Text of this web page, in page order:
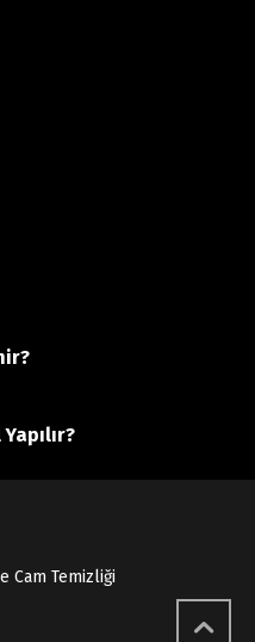
Cam Temizliği